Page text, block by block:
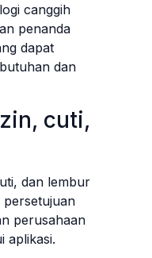
canggih
penanda
dapat
dan
cuti,
dan lembur
perusahaan
aplikasi.